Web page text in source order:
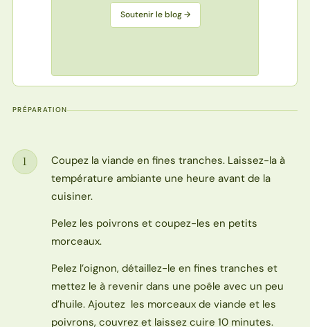
Soutenir le blog →
PRÉPARATION
Étape
1
Coupez la viande en fines tranches. Laissez-la à
température ambiante une heure avant de la
cuisiner.
Pelez les poivrons et coupez-les en petits
morceaux.
Pelez l’oignon, détaillez-le en fines tranches et
mettez le à revenir dans une poêle avec un peu
d’huile. Ajoutez les morceaux de viande et les
poivrons, couvrez et laissez cuire 10 minutes.